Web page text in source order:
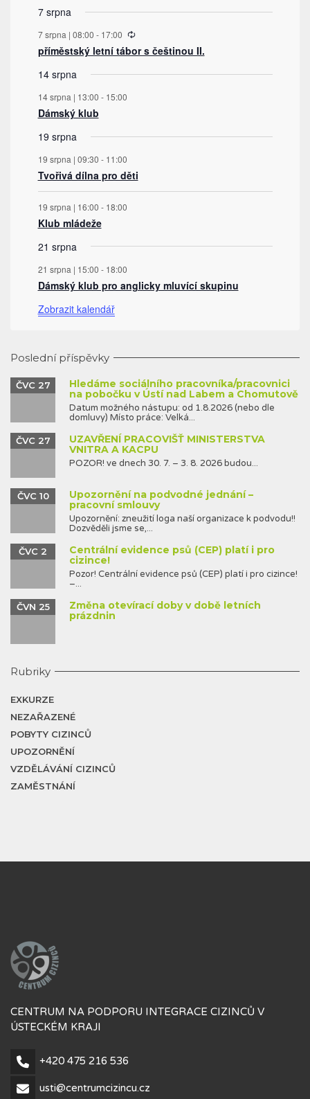
7 srpna
7 srpna | 08:00 - 17:00
příměstský letní tábor s češtinou II.
14 srpna
14 srpna | 13:00 - 15:00
Dámský klub
19 srpna
19 srpna | 09:30 - 11:00
Tvořivá dílna pro děti
19 srpna | 16:00 - 18:00
Klub mládeže
21 srpna
21 srpna | 15:00 - 18:00
Dámský klub pro anglicky mluvící skupinu
Zobrazit kalendář
Poslední příspěvky
Hledáme sociálního pracovníka/pracovnici
na pobočku v Ústí nad Labem a Chomutově
ČVC 27
Datum možného nástupu: od 1.8.2026 (nebo dle
domluvy) Místo práce: Velká...
UZAVŘENÍ PRACOVIŠŤ MINISTERSTVA
VNITRA A KACPU
ČVC 27
POZOR! ve dnech 30. 7. – 3. 8. 2026 budou...
Upozornění na podvodné jednání –
pracovní smlouvy
ČVC 10
Upozornění: zneužití loga naší organizace k podvodu!!
Dozvěděli jsme se,...
Centrální evidence psů (CEP) platí i pro
cizince!
ČVC 2
Pozor! Centrální evidence psů (CEP) platí i pro cizince!
–...
Změna otevírací doby v době letních
prázdnin
ČVN 25
Rubriky
EXKURZE
NEZAŘAZENÉ
POBYTY CIZINCŮ
UPOZORNĚNÍ
VZDĚLÁVÁNÍ CIZINCŮ
ZAMĚSTNÁNÍ
CENTRUM NA PODPORU INTEGRACE CIZINCŮ V
ÚSTECKÉM KRAJI
+420 475 216 536
usti@centrumcizincu.cz